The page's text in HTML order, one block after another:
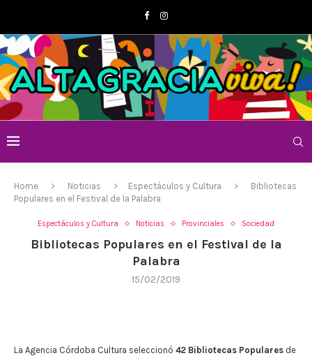
Home Noticias Espectáculos y Cultura
Bibliotecas
Populares en el Festival de la Palabra
Espectáculos y Cultura Noticias Provinciales Sociedad
Bibliotecas Populares en el Festival de la
Palabra
15/02/2019
La Agencia Córdoba Cultura seleccionó 42 Bibliotecas Populares de